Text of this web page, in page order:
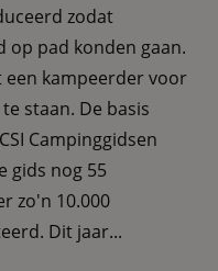
zodat
op pad konden gaan.
kampeerder voor
staan. De basis
Campinggidsen
gids nog 55
zo'n 10.000
Dit jaar...